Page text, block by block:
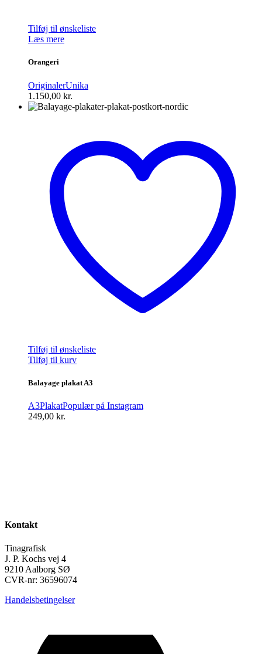
Tilføj til ønskeliste
Læs mere
Orangeri
OriginalerUnika
1.150,00 kr.
Tilføj til ønskeliste
Tilføj til kurv
Balayage plakat A3
A3PlakatPopulær på Instagram
249,00 kr.
Kontakt
Tinagrafisk
J. P. Kochs vej 4
9210 Aalborg SØ
CVR-nr: 36596074
Handelsbetingelser